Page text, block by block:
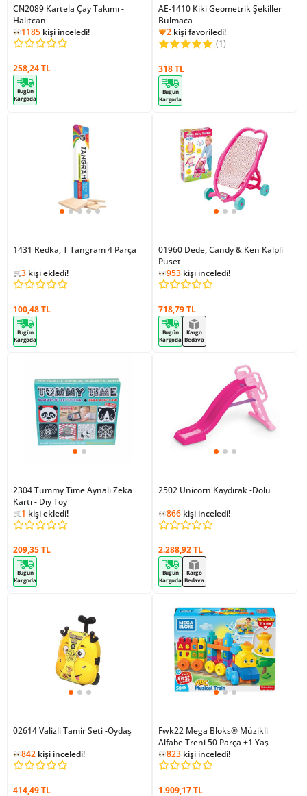
CN2089 Kartela Çay Takımı -
Halitcan
1185 kişi inceledi!
258,24 TL
Bugün
Kargoda
AE-1410 Kiki Geometrik Şekiller
Bulmaca
2 kişi favoriledi!
1168kişi inceledi!
2kişi favoriledi!
(1)
318 TL
Bugün
Kargoda
1431 Redka, T Tangram 4 Parça
3 kişi ekledi!
1119kişi inceledi!
100,48 TL
Bugün
Kargoda
01960 Dede, Candy & Ken Kalpli
Puset
953 kişi inceledi!
718,79 TL
Bugün
Kargoda
Kargo
Bedava
2304 Tummy Time Aynalı Zeka
Kartı - Dıy Toy
884kişi inceledi!
1 kişi ekledi!
884kişi inceledi!
209,35 TL
Bugün
Kargoda
2502 Unicorn Kaydırak -Dolu
866 kişi inceledi!
2.288,92 TL
Bugün
Kargoda
Kargo
Bedava
02614 Valizli Tamir Seti -Oydaş
842 kişi inceledi!
1kişi favoriledi!
414,49 TL
Fwk22 Mega Bloks® Müzikli
Alfabe Treni 50 Parça +1 Yaş
823 kişi inceledi!
1.909,17 TL